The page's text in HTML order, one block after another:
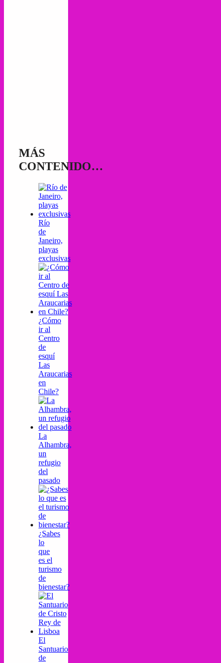
MÁS
CONTENIDO…
Río
de
Janeiro,
playas
exclusivas
¿Cómo
ir al
Centro
de
esquí
Las
Araucarias
en
Chile?
La
Alhambra,
un
refugio
del
pasado
¿Sabes
lo
que
es el
turismo
de
bienestar?
El
Santuario
de